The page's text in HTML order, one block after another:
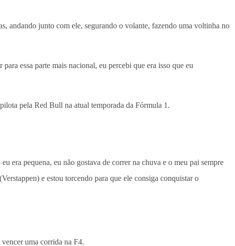
andando junto com ele, segurando o volante, fazendo uma voltinha no
essa parte mais nacional, eu percebi que era isso que eu
pela Red Bull na atual temporada da Fórmula 1.
era pequena, eu não gostava de correr na chuva e o meu pai sempre
e estou torcendo para que ele consiga conquistar o
uma corrida na F4.